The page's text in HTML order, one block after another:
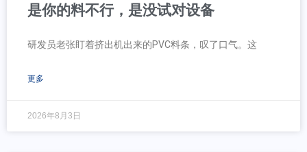
是你的料不行，是没试对设备
研发员老张盯着挤出机出来的PVC料条，叹了口气。这
更多
2026年8月3日